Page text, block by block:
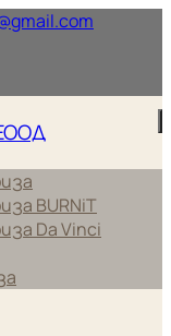
номер.
BURNiT
Da Vinci